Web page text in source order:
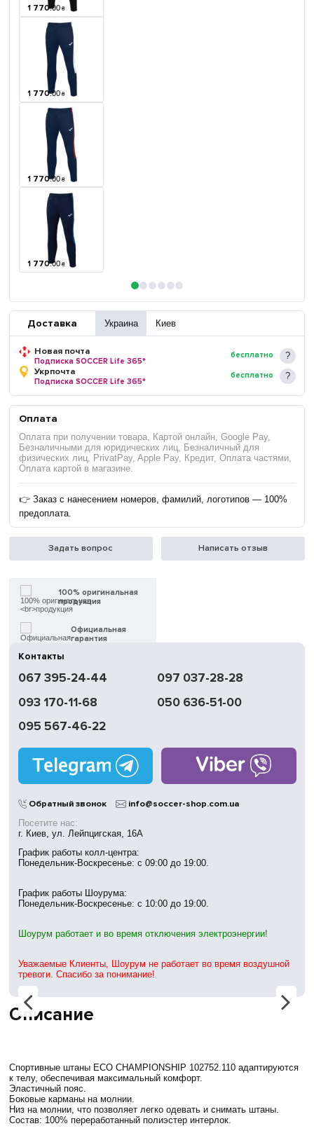
1 770.00 ₴
1 770.00 ₴
1 770.00 ₴
1 770.00 ₴
Доставка Украина Киев
Новая почта
Подписка SOCCER Life 365*
бесплатно
Укрпочта
Подписка SOCCER Life 365*
бесплатно
Оплата
Оплата при получении товара, Картой онлайн, Google Pay,
Безналичными для юридических лиц, Безналичный для
физических лиц, PrivatPay, Apple Pay, Кредит, Оплата частями,
Оплата картой в магазине.
👉 Заказ с нанесением номеров, фамилий, логотипов — 100%
предоплата.
Задать вопрос Написать отзыв
100% оригинальная
продукция
Официальная
гарантия
доставка
Обмен | Возвращение
без выходных
в Киеве
Описание
Спортивные штаны ECO CHAMPIONSHIP 102752.110 адаптируются
к телу, обеспечивая максимальный комфорт.
Эластичный пояс.
Боковые карманы на молнии.
Низ на молнии, что позволяет легко одевать и снимать штаны.
Состав: 100% переработанный полиэстер интерлок.
Контакты
067 395-24-44
097 037-28-28
093 170-11-68
050 636-51-00
095 567-46-22
Обратный звонок info@soccer-shop.com.ua
Посетите нас:
г. Киев, ул. Лейпцигская, 16А
График работы колл-центра:
Понедельник-Воскресенье: с 09:00 до 19:00.
График работы Шоурума:
Понедельник-Воскресенье: с 10:00 до 19:00.
Шоурум работает и во время отключения электроэнергии!
Уважаемые Клиенты, Шоурум не работает во время воздушной
тревоги. Спасибо за понимание!